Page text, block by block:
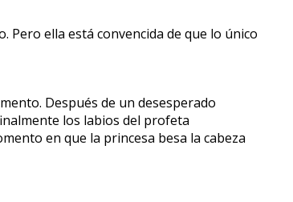
Pero ella está convencida de que lo único
Después de un desesperado
los labios del profeta
en que la princesa besa la cabeza